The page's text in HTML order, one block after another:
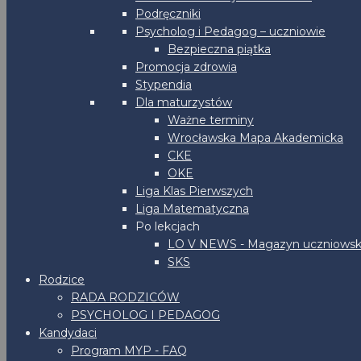
Podręczniki
Psycholog i Pedagog – uczniowie
Bezpieczna piątka
Promocja zdrowia
Stypendia
Dla maturzystów
Ważne terminy
Wrocławska Mapa Akademicka
CKE
OKE
Liga Klas Pierwszych
Liga Matematyczna
Po lekcjach
LO V NEWS - Magazyn
SKS
Rodzice
RADA RODZICÓW
PSYCHOLOG I PEDAGOG
Kandydaci
Program MYP - FAQ